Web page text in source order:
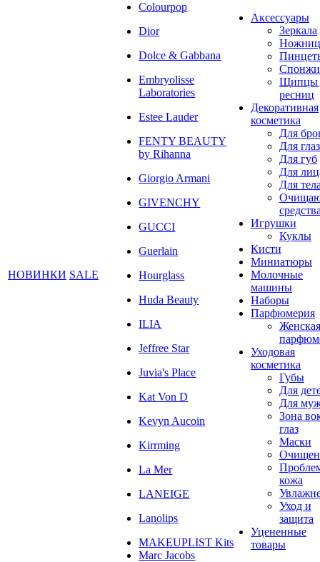
НОВИНКИ SALE
Colourpop
Dior
Dolce & Gabbana
Embryolisse
Laboratories
Estee Lauder
FENTY BEAUTY
by Rihanna
Giorgio Armani
GIVENCHY
GUCCI
Guerlain
Hourglass
Huda Beauty
ILIA
Jeffree Star
Juvia's Place
Kat Von D
Kevyn Aucoin
Kirrming
La Mer
LANEIGE
Lanolips
MAKEUPLIST Kits
Marc Jacobs
Аксессуары
Зеркала
Спонжи
Щипцы
ресниц
Декоративная
косметика
Для
Для глаз
Для губ
Для
Для
Игрушки
Куклы
Кисти
Миниатюры
Молочные
машины
Наборы
Парфюмерия
Женская
Уходовая
косметика
Губы
Для
Для
Зона
глаз
Маски
кожа
Уход и
защита
Уцененные
товары